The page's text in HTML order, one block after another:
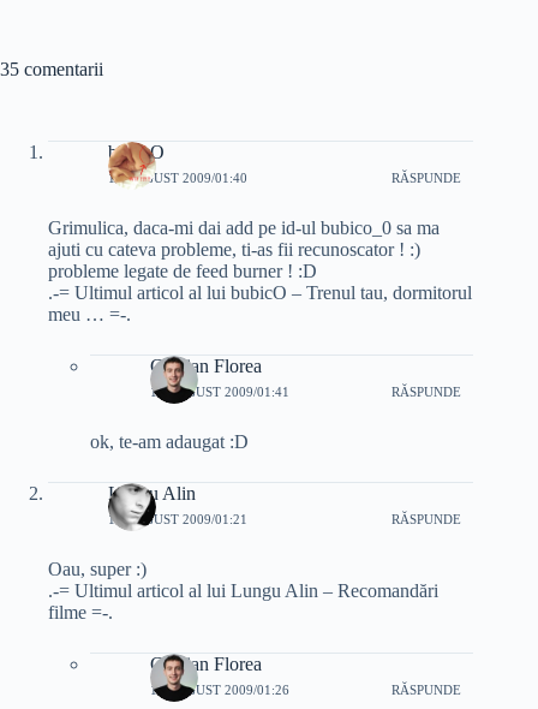
35 comentarii
bubicO
11 AUGUST 2009/01:40 RĂSPUNDE
Grimulica, daca-mi dai add pe id-ul bubico_0 sa ma
ajuti cu cateva probleme, ti-as fii recunoscator ! :)
probleme legate de feed burner ! :D
.-= Ultimul articol al lui bubicO – Trenul tau, dormitorul
meu … =-.
Cristian Florea
11 AUGUST 2009/01:41 RĂSPUNDE
ok, te-am adaugat :D
Lungu Alin
11 AUGUST 2009/01:21 RĂSPUNDE
Oau, super :)
.-= Ultimul articol al lui Lungu Alin – Recomandări
filme =-.
Cristian Florea
11 AUGUST 2009/01:26 RĂSPUNDE